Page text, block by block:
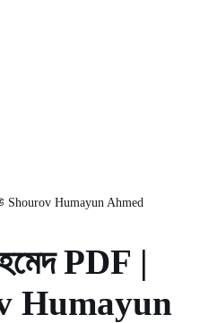
Shourov Humayun Ahmed
PDF |
Humayun